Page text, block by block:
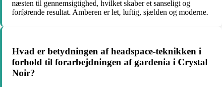
næsten til gennemsigtighed, hvilket skaber et sanseligt og
forførende resultat. Amberen er let, luftig, sjælden og moderne.
Hvad er betydningen af headspace-teknikken i
forhold til forarbejdningen af gardenia i Crystal
Noir?